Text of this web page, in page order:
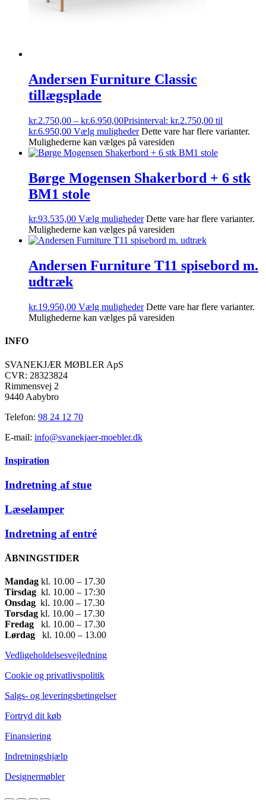
Andersen Furniture Classic
tillægsplade
kr.2.750,00 – kr.6.950,00Prisinterval: kr.2.750,00 til
kr.6.950,00 Vælg muligheder Dette vare har flere varianter.
Mulighederne kan vælges på varesiden
Børge Mogensen Shakerbord + 6 stk
BM1 stole
kr.93.535,00 Vælg muligheder Dette vare har flere varianter.
Mulighederne kan vælges på varesiden
Andersen Furniture T11 spisebord m.
udtræk
kr.19.950,00 Vælg muligheder Dette vare har flere varianter.
Mulighederne kan vælges på varesiden
INFO
SVANEKJÆR MØBLER ApS
CVR: 28323824
Rimmensvej 2
9440 Aabybro
Telefon: 98 24 12 70
E-mail: info@svanekjaer-moebler.dk
Inspiration
Indretning af stue
Læselamper
Indretning af entré
ÅBNINGSTIDER
Mandag ​ kl. 10.00 – 17.30​
Tirsdag ​ kl. 10.00 – 17:30​
Onsdag ​ kl. 10.00 – 17.30​
Torsdag ​ kl. 10.00 – 17.30​
Fredag ​ kl. 10.00 – 17.30​
Lørdag ​ kl. 10.00 – 13.00
Vedligeholdelsesvejledning
Cookie og privatlivspolitik
Salgs- og leveringsbetingelser
Fortryd dit køb
Finansiering
Indretningshjælp
Designermøbler